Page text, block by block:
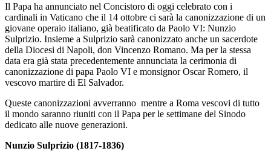
Il Papa ha annunciato nel Concistoro di oggi celebrato con i
cardinali in Vaticano che il 14 ottobre ci sarà la canonizzazione di un
giovane operaio italiano, già beatificato da Paolo VI: Nunzio
Sulprizio. Insieme a Sulprizio sarà canonizzato anche un sacerdote
della Diocesi di Napoli, don Vincenzo Romano. Ma per la stessa
data era già stata precedentemente annunciata la cerimonia di
canonizzazione di papa Paolo VI e monsignor Oscar Romero, il
vescovo martire di El Salvador.
Queste canonizzazioni avverranno mentre a Roma vescovi di tutto
il mondo saranno riuniti con il Papa per le settimane del Sinodo
dedicato alle nuove generazioni.
Nunzio Sulprizio (1817-1836)